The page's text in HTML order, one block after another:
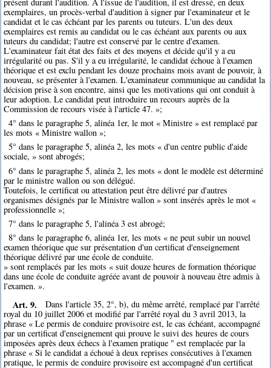
exemplaires, un procès-verbal d'audition à signer par l'examinateur et le
candidat et le cas échéant par les parents ou tuteurs. L'un des deux
exemplaires est remis au candidat ou le cas échéant aux parents ou aux
tuteurs du candidat; l'autre est conservé par le centre d'examen.
L'examinateur fait état des faits et des moyens et décide qu'il y a eu
irrégularité ou pas. S'il y a eu irrégularité, le candidat échoue à l'examen
théorique et est exclu pendant les douze prochains mois avant de pouvoir, à
nouveau, se présenter à l'examen. L'examinateur communique au candidat la
décision prise à son encontre, ainsi que les motivations qui ont conduit à
leur adoption. Le candidat peut introduire un recours auprès de la
Commission de recours visée à l'article 47. »;
4° dans le paragraphe 5, alinéa 1er, le mot « Ministre » est remplacé par
les mots « Ministre wallon »;
5° dans le paragraphe 5, alinéa 2, les mots « d'un centre public d'aide
sociale, » sont abrogés;
6° dans le paragraphe 5, alinéa 2, les mots « dont le modèle est déterminé
par le ministre wallon ou son délégué.
Toutefois, le certificat ou attestation peut être délivré par d'autres
organismes désignés par le Ministre wallon » sont insérés après le mot «
professionnelle »;
7° dans le paragraphe 5, l'alinéa 3 est abrogé;
8° dans le paragraphe 6, alinéa 1er, les mots « ne peut subir un nouvel
examen théorique que sur présentation d'un certificat d'enseignement
théorique délivré par une école de conduite.
» sont remplacés par les mots « suit douze heures de formation théorique
dans une école de conduite agréée avant de pouvoir à nouveau être admis à
l'examen. ».
Art. 9.
Dans l'article 35, 2°, b), du même arrêté, remplacé par l'arrêté
royal du 10 juillet 2006 et modifié par l'arrêté royal du 3 avril 2013, la
phrase « Le permis de conduire provisoire est, le cas échéant, accompagné
par un certificat d'enseignement qui prouve le suivi des heures de cours
imposées après deux échecs à l'examen pratique " est remplacée par la
phrase « Si le candidat a échoué à deux reprises consécutives à l'examen
pratique, le permis de conduire provisoire est accompagné d'un certificat